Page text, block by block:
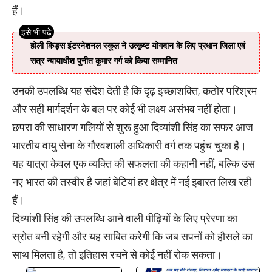
हैं।
होली किड्स इंटरनेशनल स्कूल ने उत्कृष्ट योगदान के लिए प्रधान जिला एवं
सत्र न्यायाधीश पुनीत कुमार गर्ग को किया सम्मानित
उनकी उपलब्धि यह संदेश देती है कि दृढ़ इच्छाशक्ति, कठोर परिश्रम
और सही मार्गदर्शन के बल पर कोई भी लक्ष्य असंभव नहीं होता।
छपरा की साधारण गलियों से शुरू हुआ दिव्यांशी सिंह का सफर आज
भारतीय वायु सेना के गौरवशाली अधिकारी वर्ग तक पहुंच चुका है।
यह यात्रा केवल एक व्यक्ति की सफलता की कहानी नहीं, बल्कि उस
नए भारत की तस्वीर है जहां बेटियां हर क्षेत्र में नई इबारत लिख रही
हैं।
दिव्यांशी सिंह की उपलब्धि आने वाली पीढ़ियों के लिए प्रेरणा का
स्रोत बनी रहेगी और यह साबित करेगी कि जब सपनों को हौसले का
साथ मिलता है, तो इतिहास रचने से कोई नहीं रोक सकता।